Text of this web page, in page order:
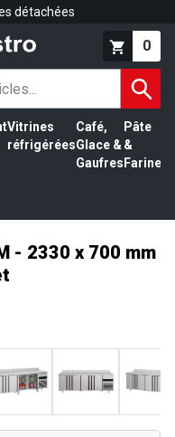
détachées
0
Vitrines
réfrigérées
Café,
Glace &
Gaufres
Pâte
&
Farine
- 2330 x 700 mm